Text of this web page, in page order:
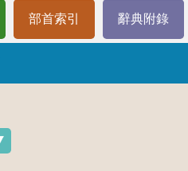
部首索引 辭典附錄